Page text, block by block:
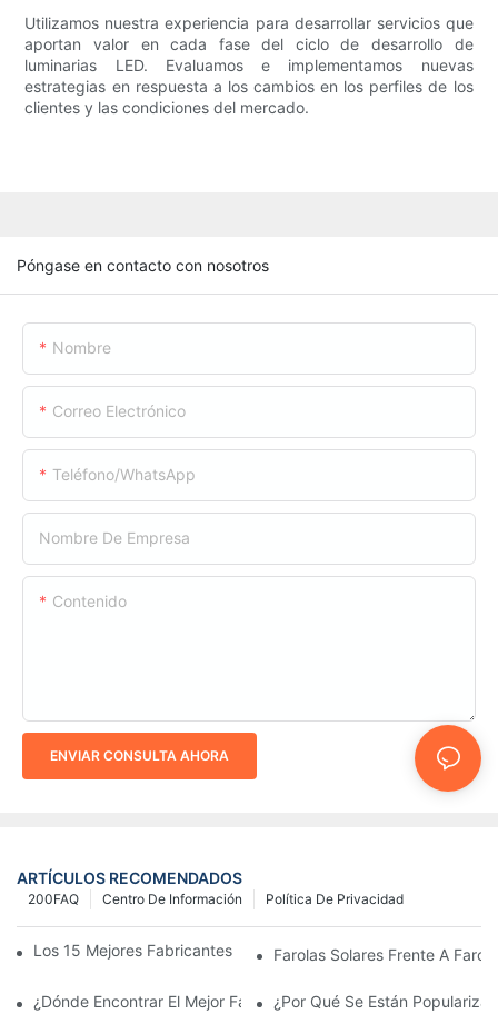
Utilizamos nuestra experiencia para desarrollar servicios que
aportan valor en cada fase del ciclo de desarrollo de
luminarias LED. Evaluamos e implementamos nuevas
estrategias en respuesta a los cambios en los perfiles de los
clientes y las condiciones del mercado.
Póngase en contacto con nosotros
Nombre
Correo Electrónico
Teléfono/WhatsApp
Nombre De Empresa
Contenido
ENVIAR CONSULTA AHORA
ARTÍCULOS RECOMENDADOS
Política De Privacidad
Centro De Información
200FAQ
Los 15 Mejores Fabricantes De Farolas Solares Del Mundo
Farolas Solares Frente A
¿Dónde Encontrar El Mejor Fabricante De Farolas Solares?
¿Por Qué Se Están